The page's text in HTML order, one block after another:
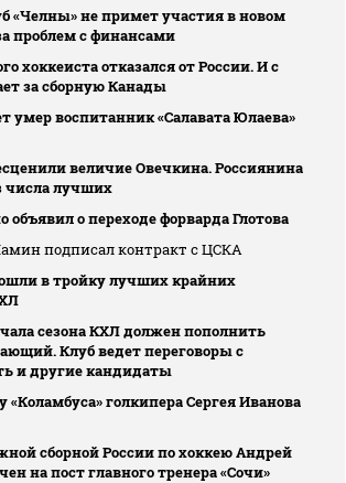
«Челны» не примет участия в новом
проблем с финансами
хоккеиста отказался от России. И с
за сборную Канады
умер воспитанник «Салавата Юлаева»
величие Овечкина. Россиянина
числа лучших
объявил о переходе форварда Глотова
подписал контракт с ЦСКА
в тройку лучших крайних
сезона КХЛ должен пополнить
Клуб ведет переговоры с
и другие кандидаты
«Коламбуса» голкипера Сергея Иванова
сборной России по хоккею Андрей
на пост главного тренера «Сочи»